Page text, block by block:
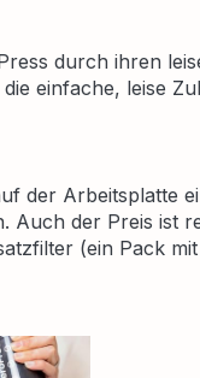
durch ihren
einfache, leise
der Arbeitsplatte
Auch der Preis ist
(ein Pack